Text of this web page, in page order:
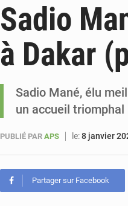
5
5
Sadio
à Dakar
Sadio Mané, élu
un accueil
PUBLIÉ PAR APS le:8 janvier
Partager sur Facebook